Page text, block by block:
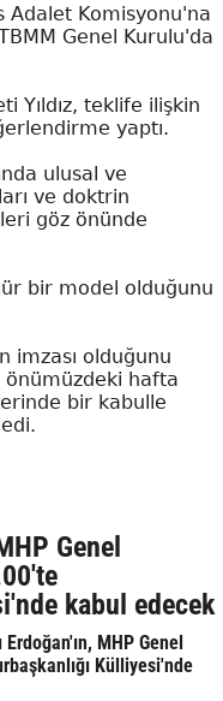
Adalet Komisyonu'na
Genel Kurulu'da
Yıldız, teklife ilişkin
yaptı.
ulusal ve
ve doktrin
göz önünde
bir model olduğunu
imzası olduğunu
önümüzdeki hafta
bir kabulle
Genel
kabul edecek
MHP Genel
Külliyesi'nde